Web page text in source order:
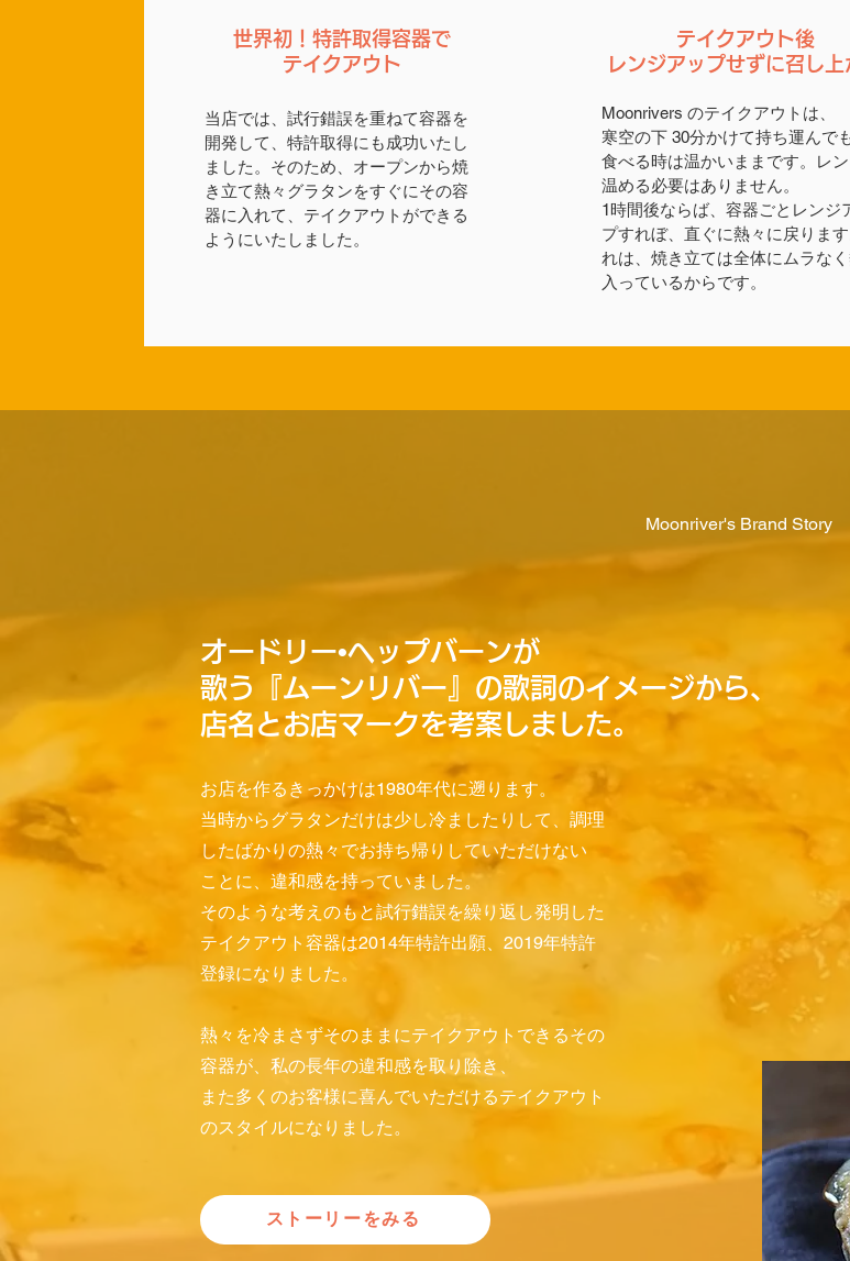
世界初！特許取得容器で
テイクアウト
当店では、試行錯誤を重ねて容器を
開発して、特許取得にも成功いたし
ました。そのため、オープンから焼
き立て熱々グラタンをすぐにその容
器に入れて、テイクアウトができる
ようにいたしました。
テイクアウト後
レンジアップせずに召し上
Moonrivers のテイクアウトは、
寒空の下 30分かけて持ち運んでも
食べる時は温かいままです。レ
温める必要はありません。
1時間後ならば、容器ごとレンジ
プすれぼ、直ぐに熱々に戻りま
れは、焼き立ては全体にムラな
入っているからです。
Moonriver's Brand Story
オードリー•ヘップバーンが
歌う『ムーンリバー』の歌詞のイメージから、
店名とお店マークを考案しました。
お店を作るきっかけは1980年代に遡ります。
当時からグラタンだけは少し冷ましたりして、調理
したばかりの熱々でお持ち帰りしていただけない
ことに、違和感を持っていました。
そのような考えのもと試行錯誤を繰り返し発明した
テイクアウト容器は2014年特許出願、2019年特許
登録になりました。
熱々を冷まさずそのままにテイクアウトできるその
容器が、私の長年の違和感を取り除き、
また多くのお客様に喜んでいただけるテイクアウト
のスタイルになりました。
ストーリーをみる